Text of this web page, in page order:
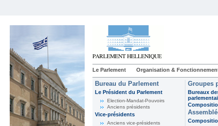
Le Parlement Organisation &
Bureau du Parlement
Le Président du Parlement
Election-Mandat-Pouvoirs
Anciens présidents
Vice-présidents
Anciens vice-présidents
Groupes
Bureaux